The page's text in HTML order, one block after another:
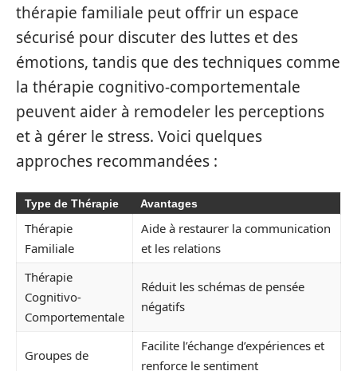
thérapie familiale peut offrir un espace
sécurisé pour discuter des luttes et des
émotions, tandis que des techniques comme
la thérapie cognitivo-comportementale
peuvent aider à remodeler les perceptions
et à gérer le stress. Voici quelques
approches recommandées :
Type de Thérapie Avantages
Thérapie
Familiale
Aide à restaurer la communication
et les relations
Thérapie
Cognitivo-
Comportementale
Réduit les schémas de pensée
négatifs
Groupes de
Facilite l’échange d’expériences et
renforce le sentiment